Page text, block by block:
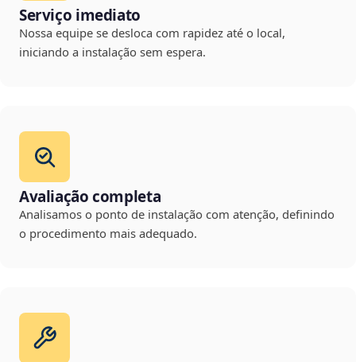
Serviço imediato
Nossa equipe se desloca com rapidez até o local,
iniciando a instalação sem espera.
Avaliação completa
Analisamos o ponto de instalação com atenção, definindo
o procedimento mais adequado.